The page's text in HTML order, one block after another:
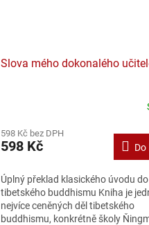
Slova mého dokonalého
598 Kč bez DPH
598 Kč Do
Úplný překlad klasického úvodu do
tibetského buddhismu Kniha je
nejvíce ceněných děl tibetského
buddhismu, konkrétně školy